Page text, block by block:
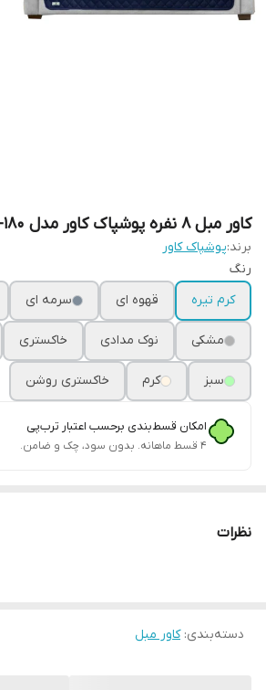
کاور مبل 8 نفره پوشپاک کاور مدل Fabric 8-180
برند:پوشپاک کاور
رنگ
کرم تیره
قهوه ای سرمه ای
مشکی نوک مدادی خاکستری
سبز کرم خاکستری روشن
امکان قسط‌بندی برحسب اعتبار ترب‌پی
۴ قسط ماهانه. بدون سود، چک و ضامن.
نظرات
دسته‌بندی:کاور مبل